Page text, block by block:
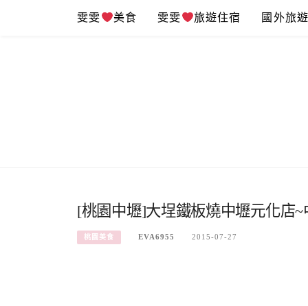
雯雯 美食 雯雯 旅遊住宿 國外旅
[桃園中壢]大埕鐵板燒中壢元化店
桃園美食 EVA6955 2015-07-27